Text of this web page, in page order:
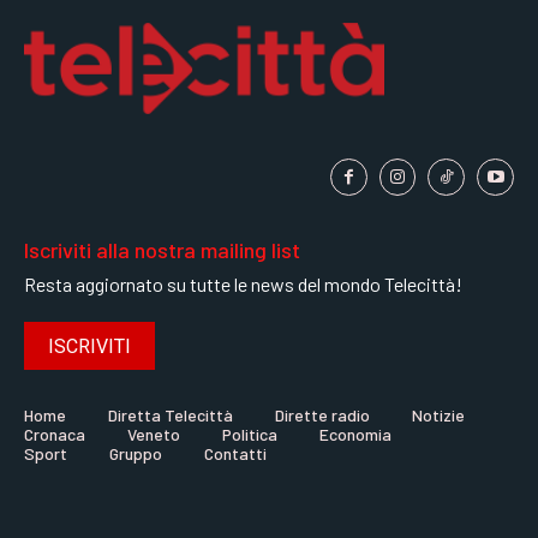
GRUPPO
CONTATTI
GRUPPO
CONTATTI
GRUPPO
CONTATTI
Iscriviti alla nostra mailing list
Resta aggiornato su tutte le news del mondo Telecittà!
ISCRIVITI
Home Diretta Telecittà Dirette radio
Notizie
Cronaca
Veneto Politica
Economia
Sport
Gruppo Contatti